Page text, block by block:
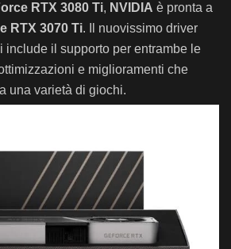
RTX 3080 Ti, NVIDIA è pronta a
RTX 3070 Ti. Il nuovissimo driver
include il supporto per entrambe le
e miglioramenti che
una varietà di giochi.